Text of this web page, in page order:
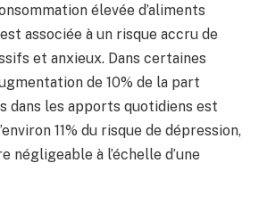
élevée d’aliments
associée à un risque accru de
et anxieux. Dans certaines
de 10% de la part
dans les apports quotidiens est
11% du risque de dépression,
négligeable à l’échelle d’une